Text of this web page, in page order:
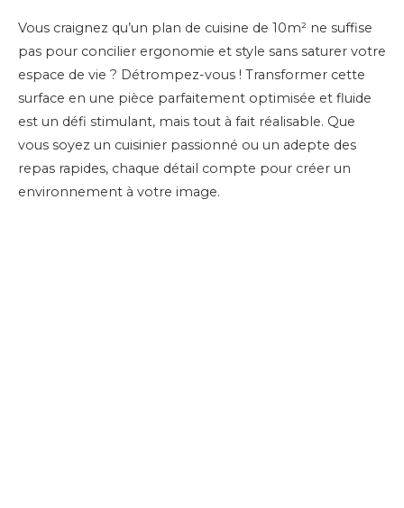
Vous craignez qu’un plan de cuisine de 10m² ne suffise
pas pour concilier ergonomie et style sans saturer votre
espace de vie ? Détrompez-vous ! Transformer cette
surface en une pièce parfaitement optimisée et fluide
est un défi stimulant, mais tout à fait réalisable. Que
vous soyez un cuisinier passionné ou un adepte des
repas rapides, chaque détail compte pour créer un
environnement à votre image.